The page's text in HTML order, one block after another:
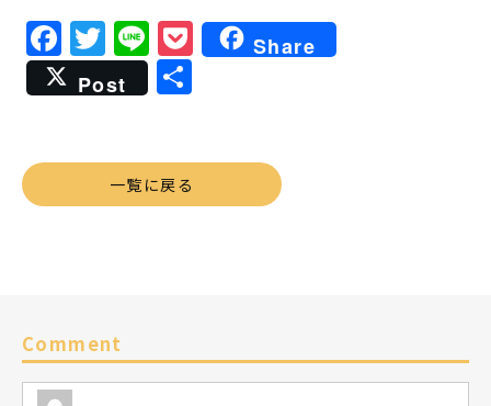
Facebook
Twitter
LinePocket
Share
Post
共
一覧に戻る
Comment